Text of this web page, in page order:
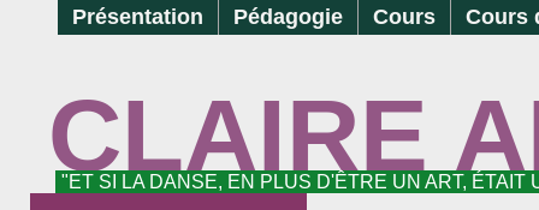
Cours
Cours
Pédagogie
Présentation
CLAIRE
"ET SI LA DANSE, EN PLUS D'ÊTRE UN ART, ÉTAIT